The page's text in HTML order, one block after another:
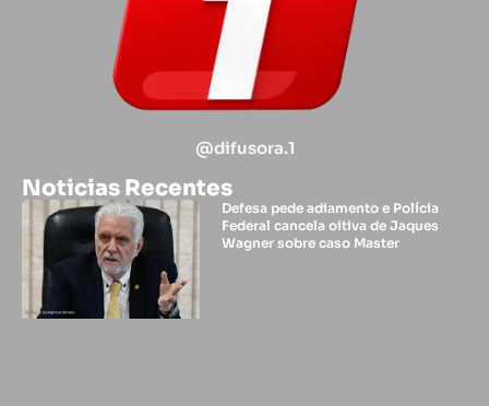
@difusora.1
Noticias Recentes
Defesa pede adiamento e Polícia
Federal cancela oitiva de Jaques
Wagner sobre caso Master